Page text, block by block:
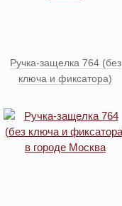
Ручка-защелка 764 (без
ключа и фиксатора)